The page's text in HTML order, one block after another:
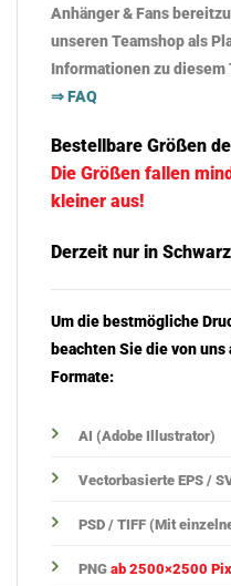
Anhänger & Fans
unserenTeamshop als
Informationen zu
⇒ FAQ
Bestellbare Größen
Die Größen fallen
kleiner aus!
Derzeit nur in
Um die bestmögliche
beachten Sie die von
Formate:
AI (Adobe Illustrator)
Vectorbasierte EPS /
PSD / TIFF (Mit
PNG ab 2500×2500